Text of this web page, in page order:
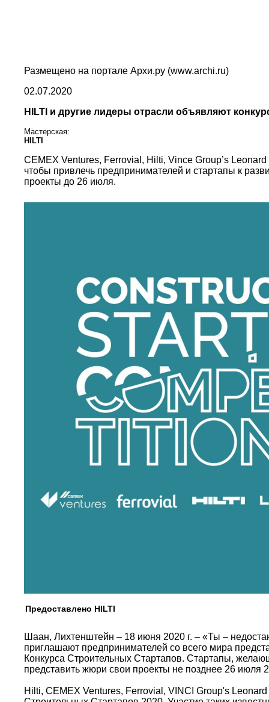
Размещено на портале Архи.ру (www.archi.ru)
02.07.2020
HILTI и другие лидеры отрасли объявляют
Мастерская:
HILTI
CEMEX Ventures, Ferrovial, Hilti, Vince Group’s
чтобы привлечь предпринимателей и стартапы к
проекты до 26 июля.
Предоставлено HILTI
Шаан, Лихтенштейн – 18 июня 2020 г. – «Ты –
приглашают предпринимателей со всего мира
Конкурса Строительных Стартапов. Стартапы,
представить жюри свои проекты не позднее 26 июля
Hilti, CEMEX Ventures, Ferrovial, VINCI Group's